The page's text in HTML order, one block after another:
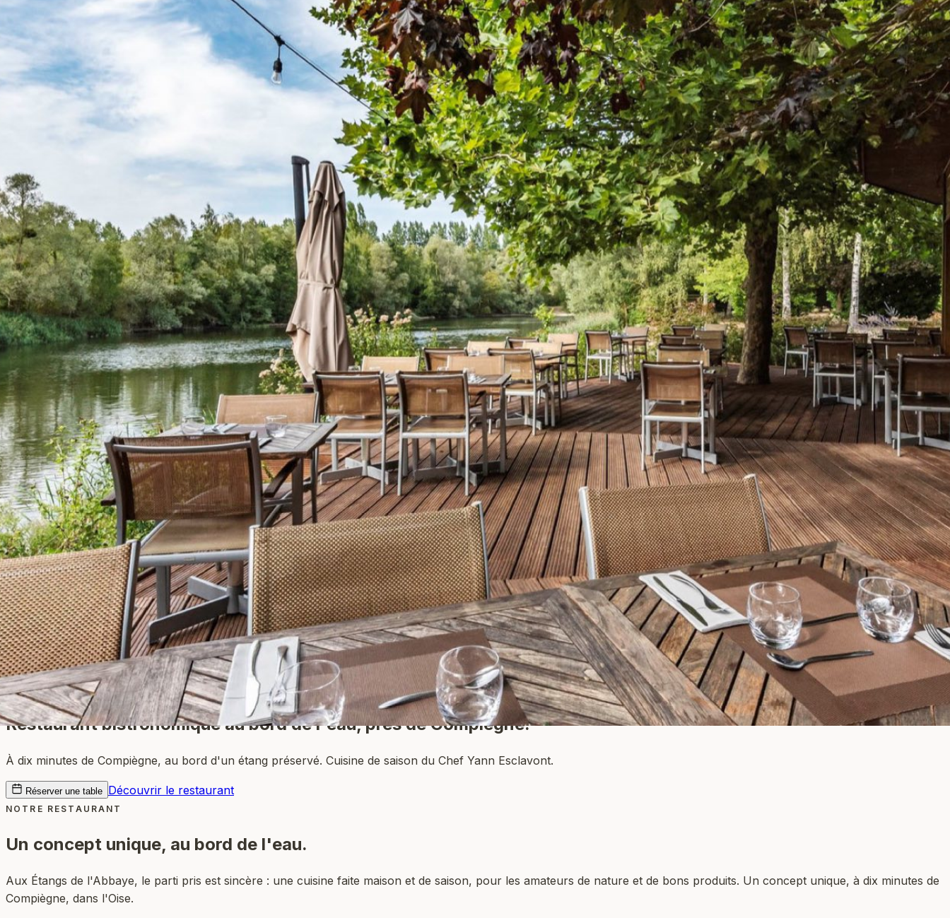
Restaurant bistronomique au bord de l'eau, près de Compiègne.
À dix minutes de Compiègne, au bord d'un étang préservé. Cuisine de saison du Chef Yann Esclavont.
Réserver une table Découvrir le restaurant
NOTRE RESTAURANT
Un concept unique, au bord de l'eau.
Aux Étangs de l'Abbaye, le parti pris est sincère : une cuisine faite maison et de saison, pour les amateurs de nature et de bons produits. Un concept unique, à dix minutes de
Compiègne, dans l'Oise.